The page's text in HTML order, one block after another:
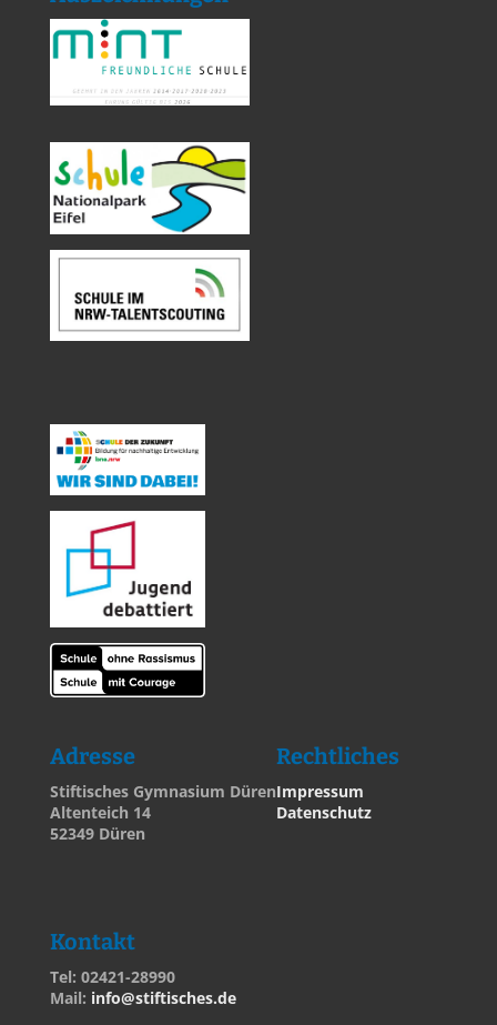
Adresse
Stiftisches Gymnasium Düren
Altenteich 14
52349 Düren
Rechtliches
Impressum
Datenschutz
Kontakt
Tel: 02421-28990
Mail: info@stiftisches.de